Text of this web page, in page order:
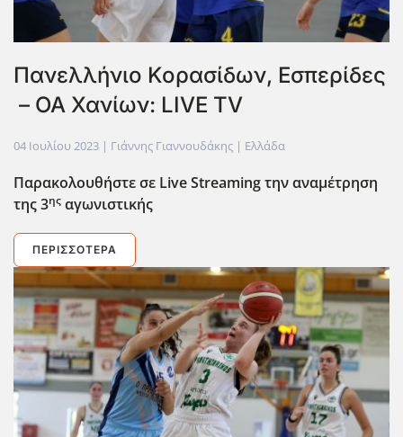
Πανελλήνιο Κορασίδων, Εσπερίδες
– ΟΑ Χανίων: LIVE TV
04 Ιουλίου 2023 | Γιάννης Γιαννουδάκης | Ελλάδα
Παρακολουθήστε σε LiveStreamingτην αναμέτρηση
της 3ης αγωνιστικής
ΠΕΡΙΣΣΌΤΕΡΑ